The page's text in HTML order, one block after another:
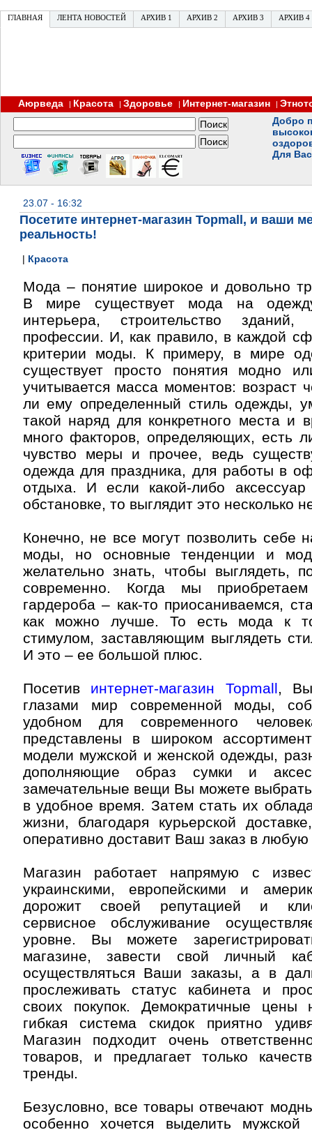
ГЛАВНАЯ ЛЕНТА НОВОСТЕЙ АРХИВ 1 АРХИВ 2 АРХИВ 3 АРХИВ 4
Аюрведа | Красота | Здоровье | Интернет-магазин |
Добро
Для
23.07 - 16:32
Посетите интернет-магазин Topmall, и ваши
реальность!
| Красота
Мода – понятие широкое и довольно
В мире существует мода на
интерьера, строительство
профессии. И, как правило, в каждой
критерии моды. К примеру, в мире
существует просто понятия модно
учитывается масса моментов: возраст
ли ему определенный стиль одежды,
такой наряд для конкретного места и
много факторов, определяющих, есть
чувство меры и прочее, ведь
одежда для праздника, для работы в
отдыха. И если какой-либо аксессуар
обстановке, то выглядит это несколько
Конечно, не все могут позволить себе
моды, но основные тенденции и
желательно знать, чтобы выглядеть,
современно. Когда мы
гардероба – как-то приосаниваемся,
как можно лучше. То есть мода к
стимулом, заставляющим выглядеть
И это – ее большой плюс.
Посетив интернет-магазин Topmall, Вы
глазами мир современной моды,
удобном для современного
представлены в широком
модели мужской и женской одежды,
дополняющие образ сумки и
замечательные вещи Вы можете
в удобное время. Затем стать их
жизни, благодаря курьерской
оперативно доставит Ваш заказ в
Магазин работает напрямую с
украинскими, европейскими и
дорожит своей репутацией и
сервисное обслуживание
уровне. Вы можете
магазине, завести свой личный
осуществляться Ваши заказы, а в
прослеживать статус кабинета и
своих покупок. Демократичные
гибкая система скидок приятно
Магазин подходит очень
товаров, и предлагает только
тренды.
Безусловно, все товары отвечают
особенно хочется выделить мужской